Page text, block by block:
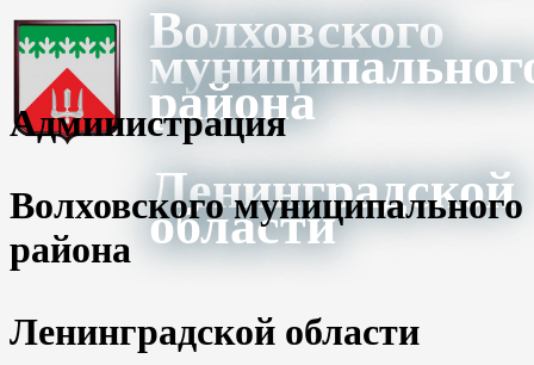
Волховского
района
Ленинградской
области
Администрация
Волховского муниципального
района
Ленинградской области